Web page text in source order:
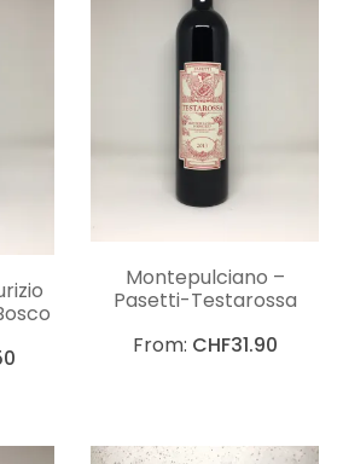
Montepulciano –
Pasetti-Testarossa
From: CHF31.90